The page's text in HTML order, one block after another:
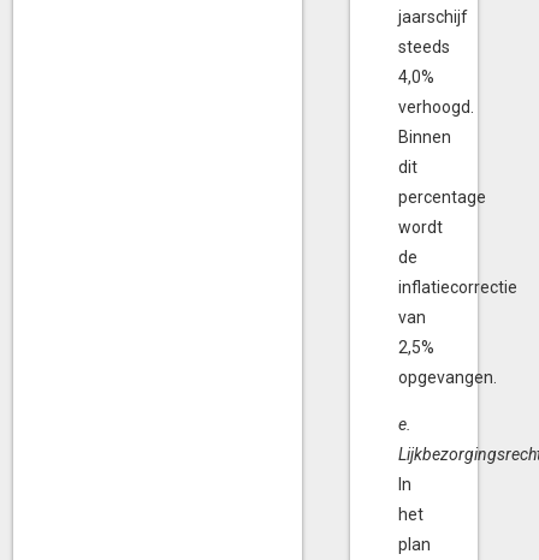
jaarschijf
steeds
4,0%
verhoogd.
Binnen
dit
percentage
wordt
de
inflatiecorrectie
van
2,5%
opgevangen.
e.
In
het
plan